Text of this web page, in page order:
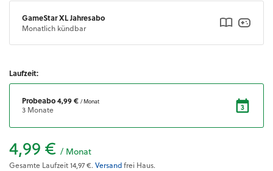
GameStar XL Jahresabo
Monatlich kündbar
Laufzeit:
Probeabo4,99 € / Monat
3 Monate
4,99 € / Monat
Gesamte Laufzeit14,97 €. Versandfrei Haus.